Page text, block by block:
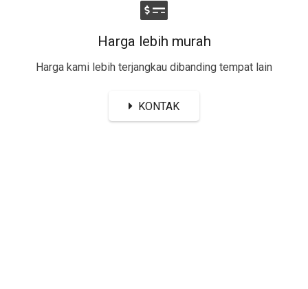
Harga lebih murah
Harga kami lebih terjangkau dibanding tempat lain
KONTAK